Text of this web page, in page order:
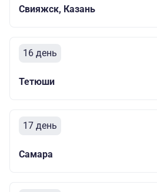
Свияжск, Казань
16 день
Тетюши
17 день
Самара